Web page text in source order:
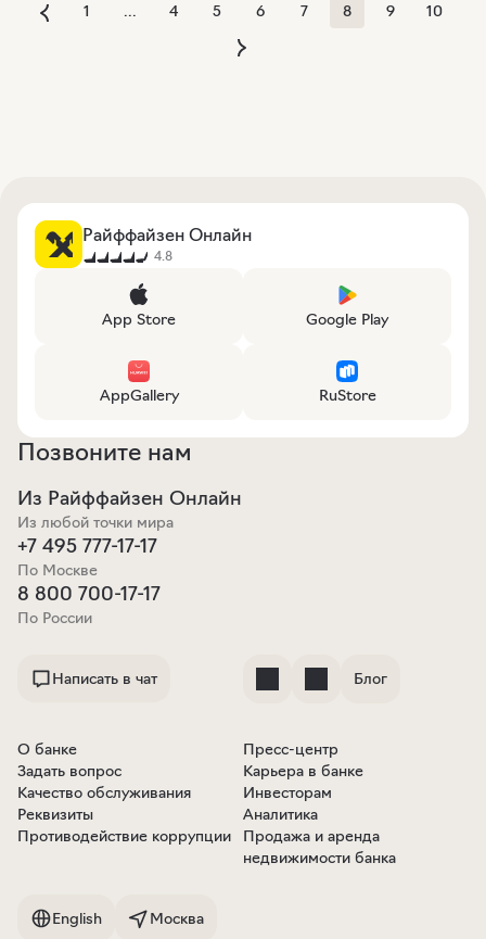
1 ... 4 5 6 7 8 9 10
Райффайзен Онлайн
4.8
App Store Google Play
AppGallery RuStore
Позвоните нам
Из Райффайзен Онлайн
Из любой точки мира
+7 495 777-17-17
По Москве
8 800 700-17-17
По России
Написать в чат Блог
О банке
Задать вопрос
Качество обслуживания
Реквизиты
Противодействие коррупции
Пресс-центр
Карьера в банке
Инвесторам
Аналитика
Продажа и аренда
недвижимости банка
English Москва